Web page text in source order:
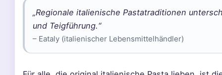
„Regionale italienische Pastatraditionen
und Teigführung.“
– Eataly (italienischer Lebensmittelhändler)